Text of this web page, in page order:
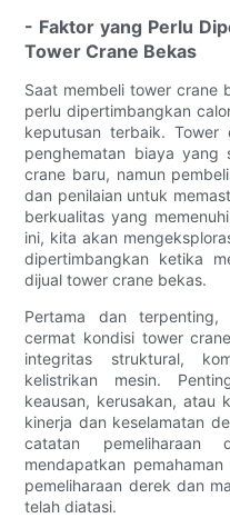
- Faktor yang Perlu
Tower Crane Bekas
Saat membeli tower crane
perlu dipertimbangkan
keputusan terbaik. Tower
penghematan biaya yang
crane baru, namun
dan penilaian untuk
berkualitas yang
ini, kita akan
dipertimbangkan ketika
dijual tower crane bekas.
Pertama dan terpenting,
cermat kondisi tower
integritas struktural,
kelistrikan mesin.
keausan, kerusakan, atau
kinerja dan keselamatan
catatan pemeliharaan
mendapatkan
pemeliharaan derek dan
telah diatasi.